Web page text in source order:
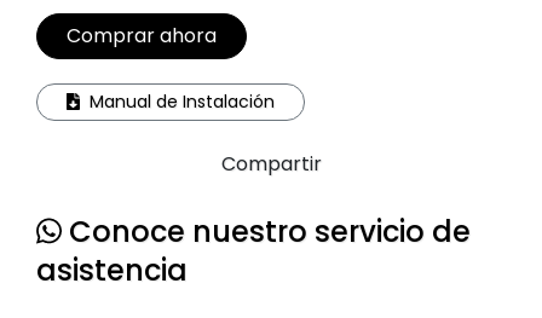
Compartir
Comprar ahora
Manual de Instalación
Conoce nuestro servicio de
asistencia